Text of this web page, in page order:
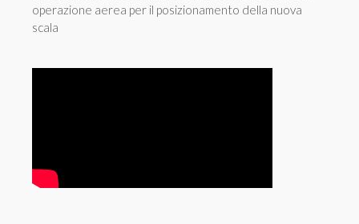
operazione aerea per il posizionamento della nuova
scala